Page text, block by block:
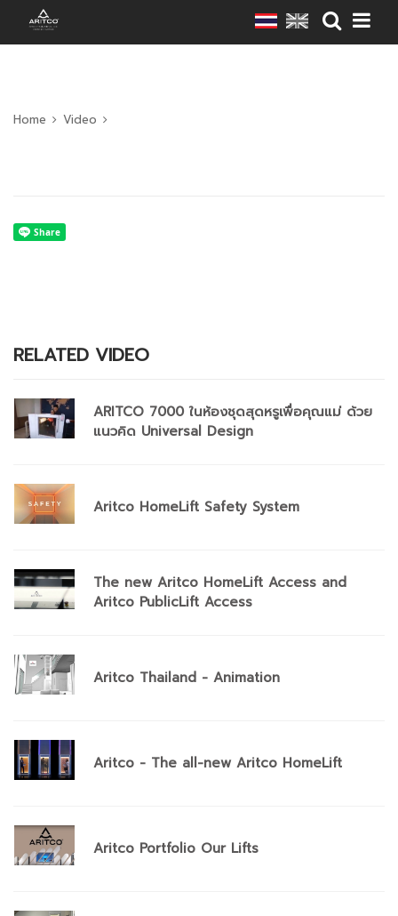
Home Video
RELATED VIDEO
ARITCO 7000 ในห้องชุดสุดหรูเพื่อคุณแม่ ด้วย
แนวคิด Universal Design
Aritco HomeLift Safety System
The new Aritco HomeLift Access and
Aritco PublicLift Access
Aritco Thailand - Animation
Aritco - The all-new Aritco HomeLift
Aritco Portfolio Our Lifts